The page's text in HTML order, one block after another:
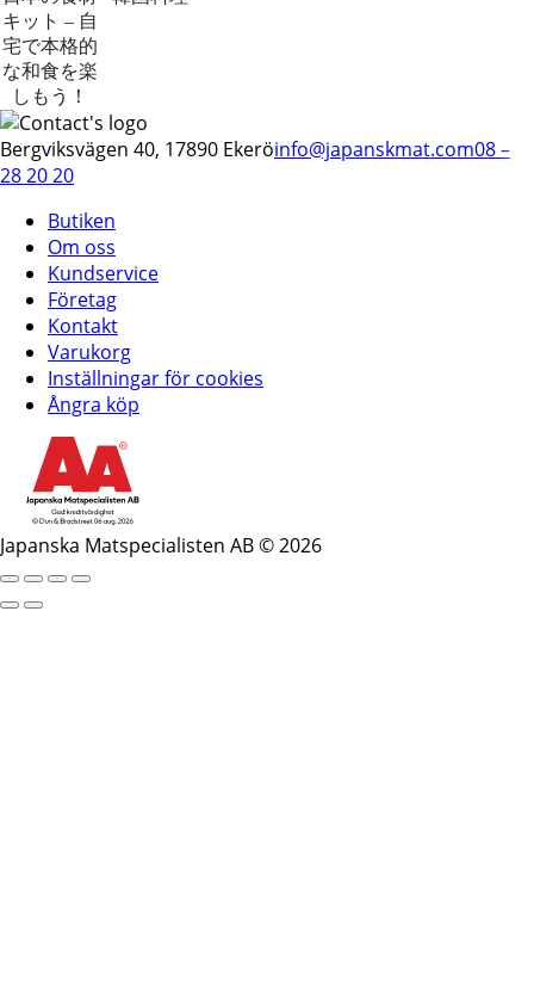
キット – 自
宅で本格的
な和食を楽
しもう！
Bergviksvägen 40, 17890 Ekeröinfo@japanskmat.com08 –
28 20 20
Butiken
Om oss
Kundservice
Företag
Kontakt
Varukorg
Inställningar för cookies
Ångra köp
Japanska Matspecialisten AB © 2026